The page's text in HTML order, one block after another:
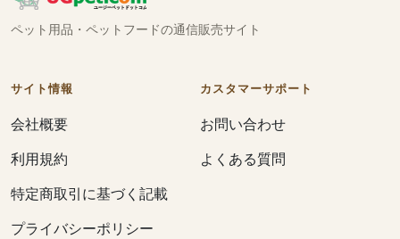
ペット用品・ペットフードの通信販売サイト
サイト情報
会社概要
利用規約
特定商取引に基づく記載
プライバシーポリシー
カスタマーサポート
お問い合わせ
よくある質問